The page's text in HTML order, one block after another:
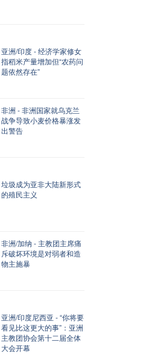
亚洲/印度 - 经济学家修女
指稻米产量增加但“农药问
题依然存在”
非洲 - 非洲国家就乌克兰
战争导致小麦价格暴涨发
出警告
垃圾成为亚非大陆新形式
的殖民主义
非洲/加纳 - 主教团主席痛
斥破坏环境是对弱者和造
物主施暴
亚洲/印度尼西亚 - “你将要
看见比这更大的事”：亚洲
主教团协会第十二届全体
大会开幕